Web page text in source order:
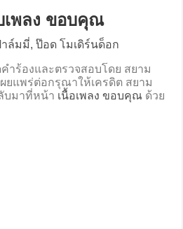
เพลง ขอบคุณ
ล์มมี่, ป๊อด โมเดิร์นด็อก
ำร้องและตรวจสอบโดย สยาม
ยแพร่ต่อกรุณาให้เครดิต สยาม
บมาที่หน้า เนื้อเพลง ขอบคุณ ด้วย